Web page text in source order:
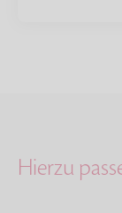
Hierzu